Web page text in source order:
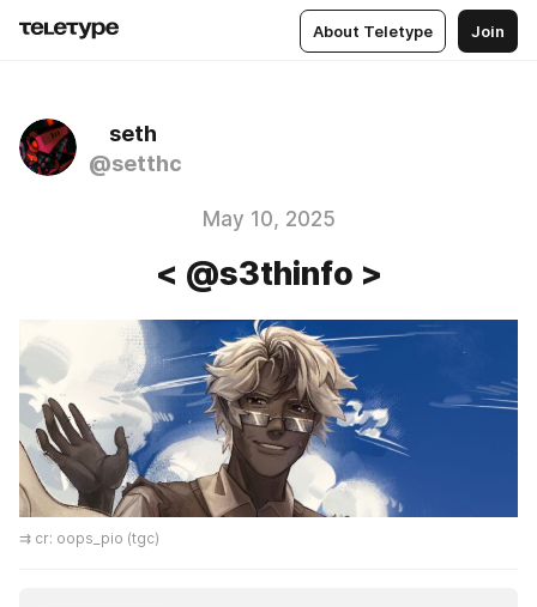
About Teletype Join
ᅠseth
@setthc
May 10, 2025
< @s3thinfo >
⇉ cr: oops_pio (tgc)